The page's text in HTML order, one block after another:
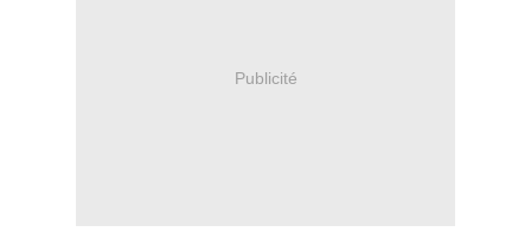
Publicité